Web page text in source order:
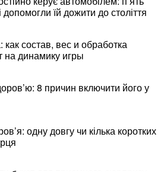
допомогли їй дожити до століття
состав, вес и обработка
на динамику игры
8 причин включити його у
одну довгу чи кілька коротких